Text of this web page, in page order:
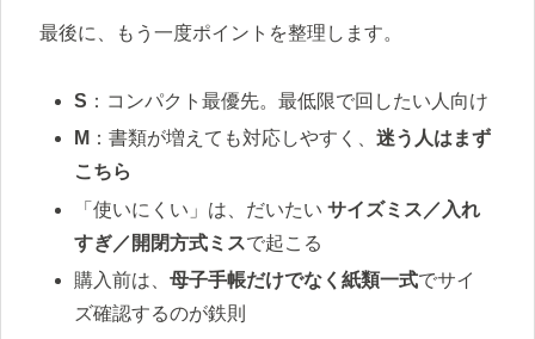
最後に、もう一度ポイントを整理します。
S ：コンパクト最優先。最低限で回したい人向け
M ：書類が増えても対応しやすく、迷う人はまず
こちら
「使いにくい」は、だいたいサイズミス／入れ
すぎ／開閉方式ミスで起こる
購入前は、母子手帳だけでなく紙類一式でサイ
ズ確認するのが鉄則